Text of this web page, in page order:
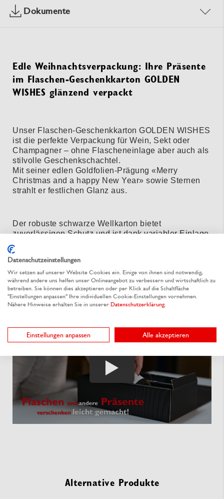
Dokumente
Edle Weihnachtsverpackung: Ihre Präsente
im Flaschen-Geschenkkarton GOLDEN
WISHES glänzend verpackt
Unser Flaschen-Geschenkkarton GOLDEN WISHES
ist die perfekte Verpackung für Wein, Sekt oder
Champagner – ohne Flascheneinlage aber auch als
stilvolle Geschenkschachtel.
Mit seiner edlen Goldfolien-Prägung «Merry
Christmas and a happy New Year» sowie Sternen
strahlt er festlichen Glanz aus.
Der robuste schwarze Wellkarton bietet
zuverlässigen Schutz und ist dank variabler Einlage
flexibel für 2 oder 3 Flaschen einsetzbar. Flach
angeliefert spart er Lagerplatz und ist in wenigen
Handgriffen einsatzbereit.
recyclingfähiger Wellpappe gefertigt – ideal für
elegante Weihnachts- und Neujahrspräsente!
Alternative Produkte
Datenschutzeinstellungen
Wir setzen auf unserer Website Cookies ein. Einige von ihnen sind notwendig,
während andere uns helfen unser Onlineangebot zu verbessern und wirtschaftlich zu
betreiben. Sie können dies akzeptieren oder per Klick auf die Schaltfläche
"Einstellungen anpassen" Ihre individuellen Cookie-Einstellungen vornehmen.
Nähere Hinweise erhalten Sie in unserer Datenschutzerklärung.
Einstellungen anpassen Alle akzeptieren